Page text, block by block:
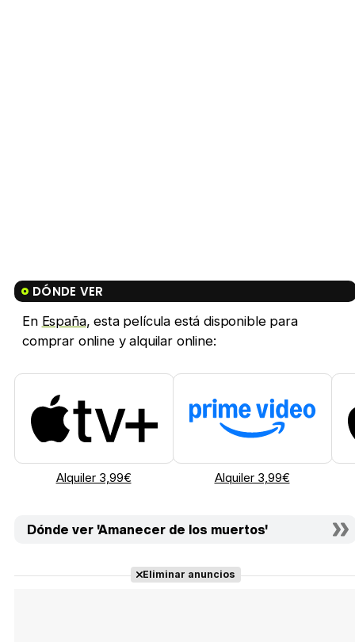
DÓNDE VER
En España, esta película está disponible para
comprar online y alquilar online:
Alquiler 3,99€ Alquiler 3,99€
Dónde ver 'Amanecer de los muertos'
Eliminar anuncios